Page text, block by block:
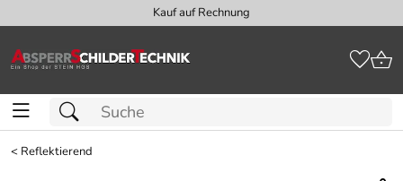
Kauf auf Rechnung
< Reflektierend